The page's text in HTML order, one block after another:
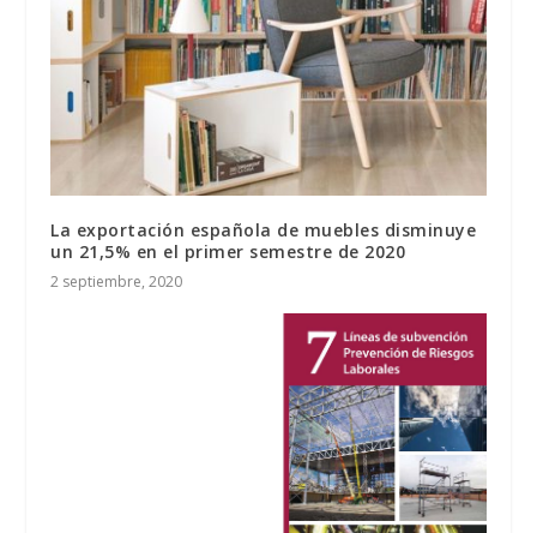
La exportación española de muebles disminuye
un 21,5% en el primer semestre de 2020
2 septiembre, 2020